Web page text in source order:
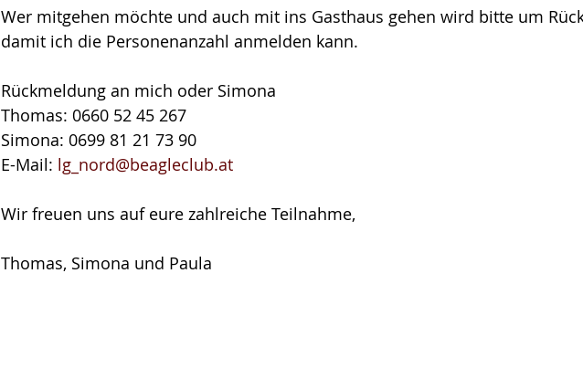
Wer mitgehen möchte und auch mit ins Gasthaus gehen wird bitte um
damit ich die Personenanzahl anmelden kann.
Rückmeldung an mich oder Simona
Thomas: 0660 52 45 267
Simona: 0699 81 21 73 90
E-Mail: lg_nord@beagleclub.at
Wir freuen uns auf eure zahlreiche Teilnahme,
Thomas, Simona und Paula